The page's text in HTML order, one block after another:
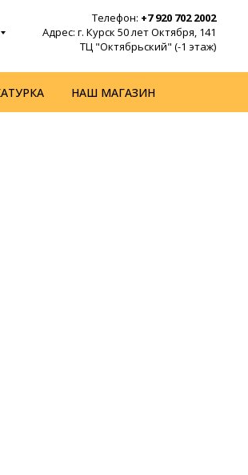
Телефон: +7 920 702 2002
Адрес: г. Курск 50 лет Октября, 141
ТЦ "Октябрьский" (-1 этаж)
НАШ МАГАЗИН